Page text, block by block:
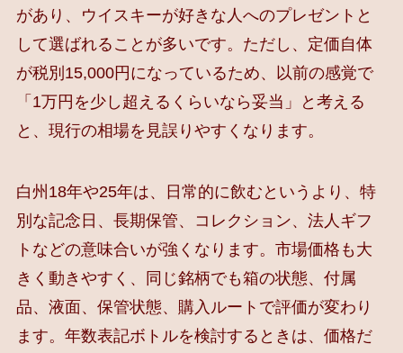
があり、ウイスキーが好きな人へのプレゼントと
して選ばれることが多いです。ただし、定価自体
が税別15,000円になっているため、以前の感覚で
「1万円を少し超えるくらいなら妥当」と考える
と、現行の相場を見誤りやすくなります。
白州18年や25年は、日常的に飲むというより、特
別な記念日、長期保管、コレクション、法人ギフ
トなどの意味合いが強くなります。市場価格も大
きく動きやすく、同じ銘柄でも箱の状態、付属
品、液面、保管状態、購入ルートで評価が変わり
ます。年数表記ボトルを検討するときは、価格だ